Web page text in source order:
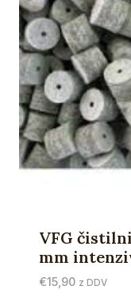
VFG
mm
€15,90 z DDV